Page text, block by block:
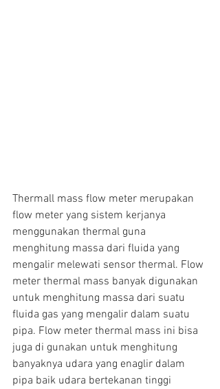
Thermall mass flow meter merupakan
flow meter yang sistem kerjanya
menggunakan thermal guna
menghitung massa dari fluida yang
mengalir melewati sensor thermal. Flow
meter thermal mass banyak digunakan
untuk menghitung massa dari suatu
fluida gas yang mengalir dalam suatu
pipa. Flow meter thermal mass ini bisa
juga di gunakan untuk menghitung
banyaknya udara yang enaglir dalam
pipa baik udara bertekanan tinggi